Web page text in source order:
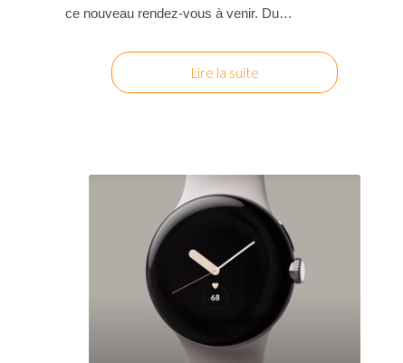
ce nouveau rendez-vous à venir. Du…
Lire la suite